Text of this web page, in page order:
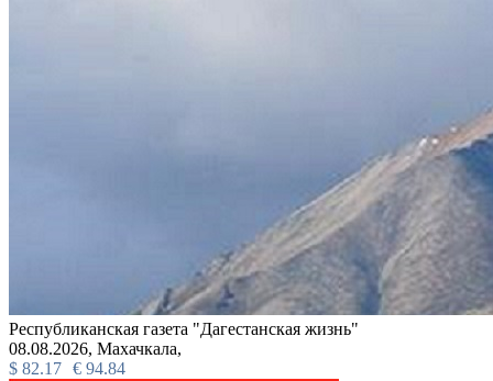
Республиканская газета "Дагестанская жизнь"
08.08.2026, Махачкала,
$ 82.17 € 94.84